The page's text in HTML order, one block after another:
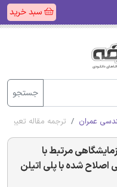
سبد خرید
جستجو
عمران ترجمه مقاله تعیین
مرتبط با
اصلاح شده با پلی اتیلن